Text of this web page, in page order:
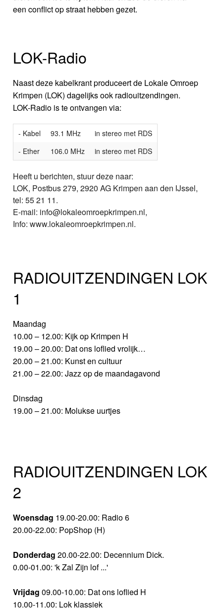
een conflict op straat hebben gezet.
LOK-Radio
Naast deze kabelkrant produceert de Lokale Omroep
Krimpen (LOK) dagelijks ook radiouitzendingen.
LOK-Radio is te ontvangen via:
- Kabel 93.1 MHz
in stereo met RDS
- Ether
106.0 MHz in stereo met RDS
Heeft u berichten, stuur deze naar:
LOK, Postbus 279, 2920 AG Krimpen aan den IJssel,
tel: 55 21 11.
E-mail: info@lokaleomroepkrimpen.nl,
Info: www.lokaleomroepkrimpen.nl.
RADIOUITZENDINGEN LOK
1
Maandag
10.00 – 12.00: Kijk op Krimpen H
19.00 – 20.00: Dat ons loflied vrolijk…
20.00 – 21.00: Kunst en cultuur
21.00 – 22.00: Jazz op de maandagavond
Dinsdag
19.00 – 21.00: Molukse uurtjes
RADIOUITZENDINGEN LOK
2
Woensdag 19.00-20.00: Radio 6
20.00-22.00: PopShop (H)
Donderdag 20.00-22.00: Decennium Dick.
0.00-01.00: 'k Zal Zijn lof ...'
Vrijdag 09.00-10.00: Dat ons loflied H
10.00-11.00: Lok klassiek